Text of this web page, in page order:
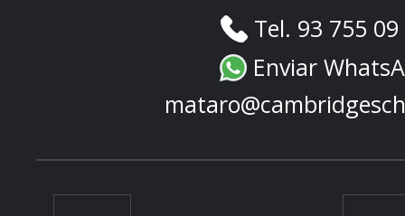
Tel. 93 755
Enviar